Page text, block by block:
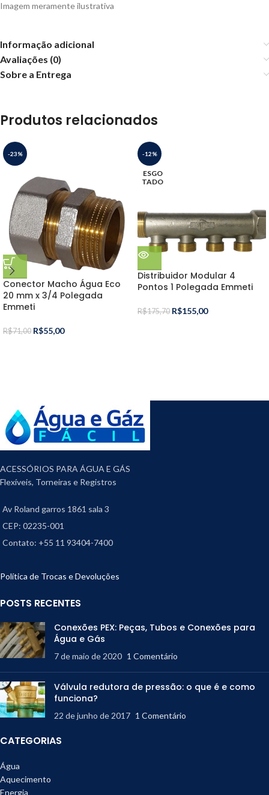
Imagem meramente ilustrativa
Informação adicional
Avaliações (0)
Sobre a Entrega
Produtos relacionados
-23%
Conector Macho Água Eco
20 mm x 3/4 Polegada
Emmeti
R$71,00 R$55,00
-12%
ESGO
TADO
Distribuidor Modular 4
Pontos 1 Polegada Emmeti
R$175,70 R$155,00
ACESSÓRIOS PARA ÁGUA E GÁS
Flexíveis, Torneiras e Registros
Av Roland garros 1861 sala 3
CEP: 02235-001
Contato: +55 11 93404-7400
Política de Trocas e Devoluções
POSTS RECENTES
Conexões PEX: Peças, Tubos e Conexões para
Água e Gás
7 de maio de 2020 1 Comentário
Válvula redutora de pressão: o que é e como
funciona?
22 de junho de 2017 1 Comentário
CATEGORIAS
Água
Aquecimento
Energia